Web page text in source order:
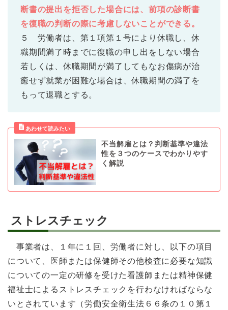
断書の提出を拒否した場合には、前項の診断書
を復職の判断の際に考慮しないことができる。
５ 労働者は、第１項第１号により休職し、休
職期間満了時までに復職の申し出をしない場合
若しくは、休職期間が満了してもなお傷病が治
癒せず就業が困難な場合は、休職期間の満了を
もって退職とする。
不当解雇とは？判断基準や違法
性を３つのケースでわかりやす
く解説
ストレスチェック
事業者は、１年に１回、労働者に対し、以下の項目
について、医師または保健師その他検査に必要な知識
についての一定の研修を受けた看護師または精神保健
福祉士によるストレスチェックを行わなければならな
いとされています（労働安全衛生法６６条の１０第１